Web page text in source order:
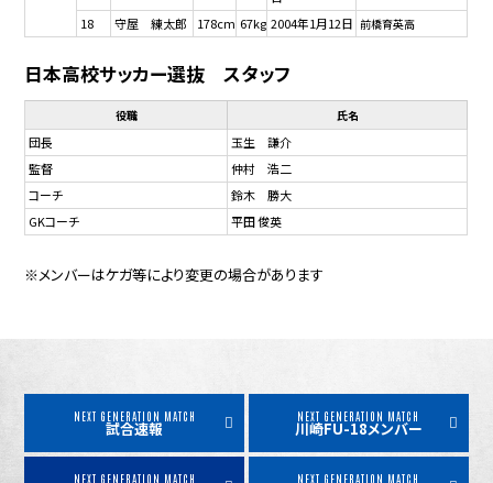
18 守屋 練太郎 178cm 67kg 2004年1月12日 前橋育英高
日本高校サッカー選抜 スタッフ
役職 氏名
団長
玉生 謙介
監督
仲村 浩二
コーチ
鈴木 勝大
GKコーチ
平田 俊英
※メンバーはケガ等により変更の場合があります
NEXT GENERATION MATCH
試合速報
NEXT GENERATION MATCH
川崎FU-18メンバー
NEXT GENERATION MATCH NEXT GENERATION MATCH